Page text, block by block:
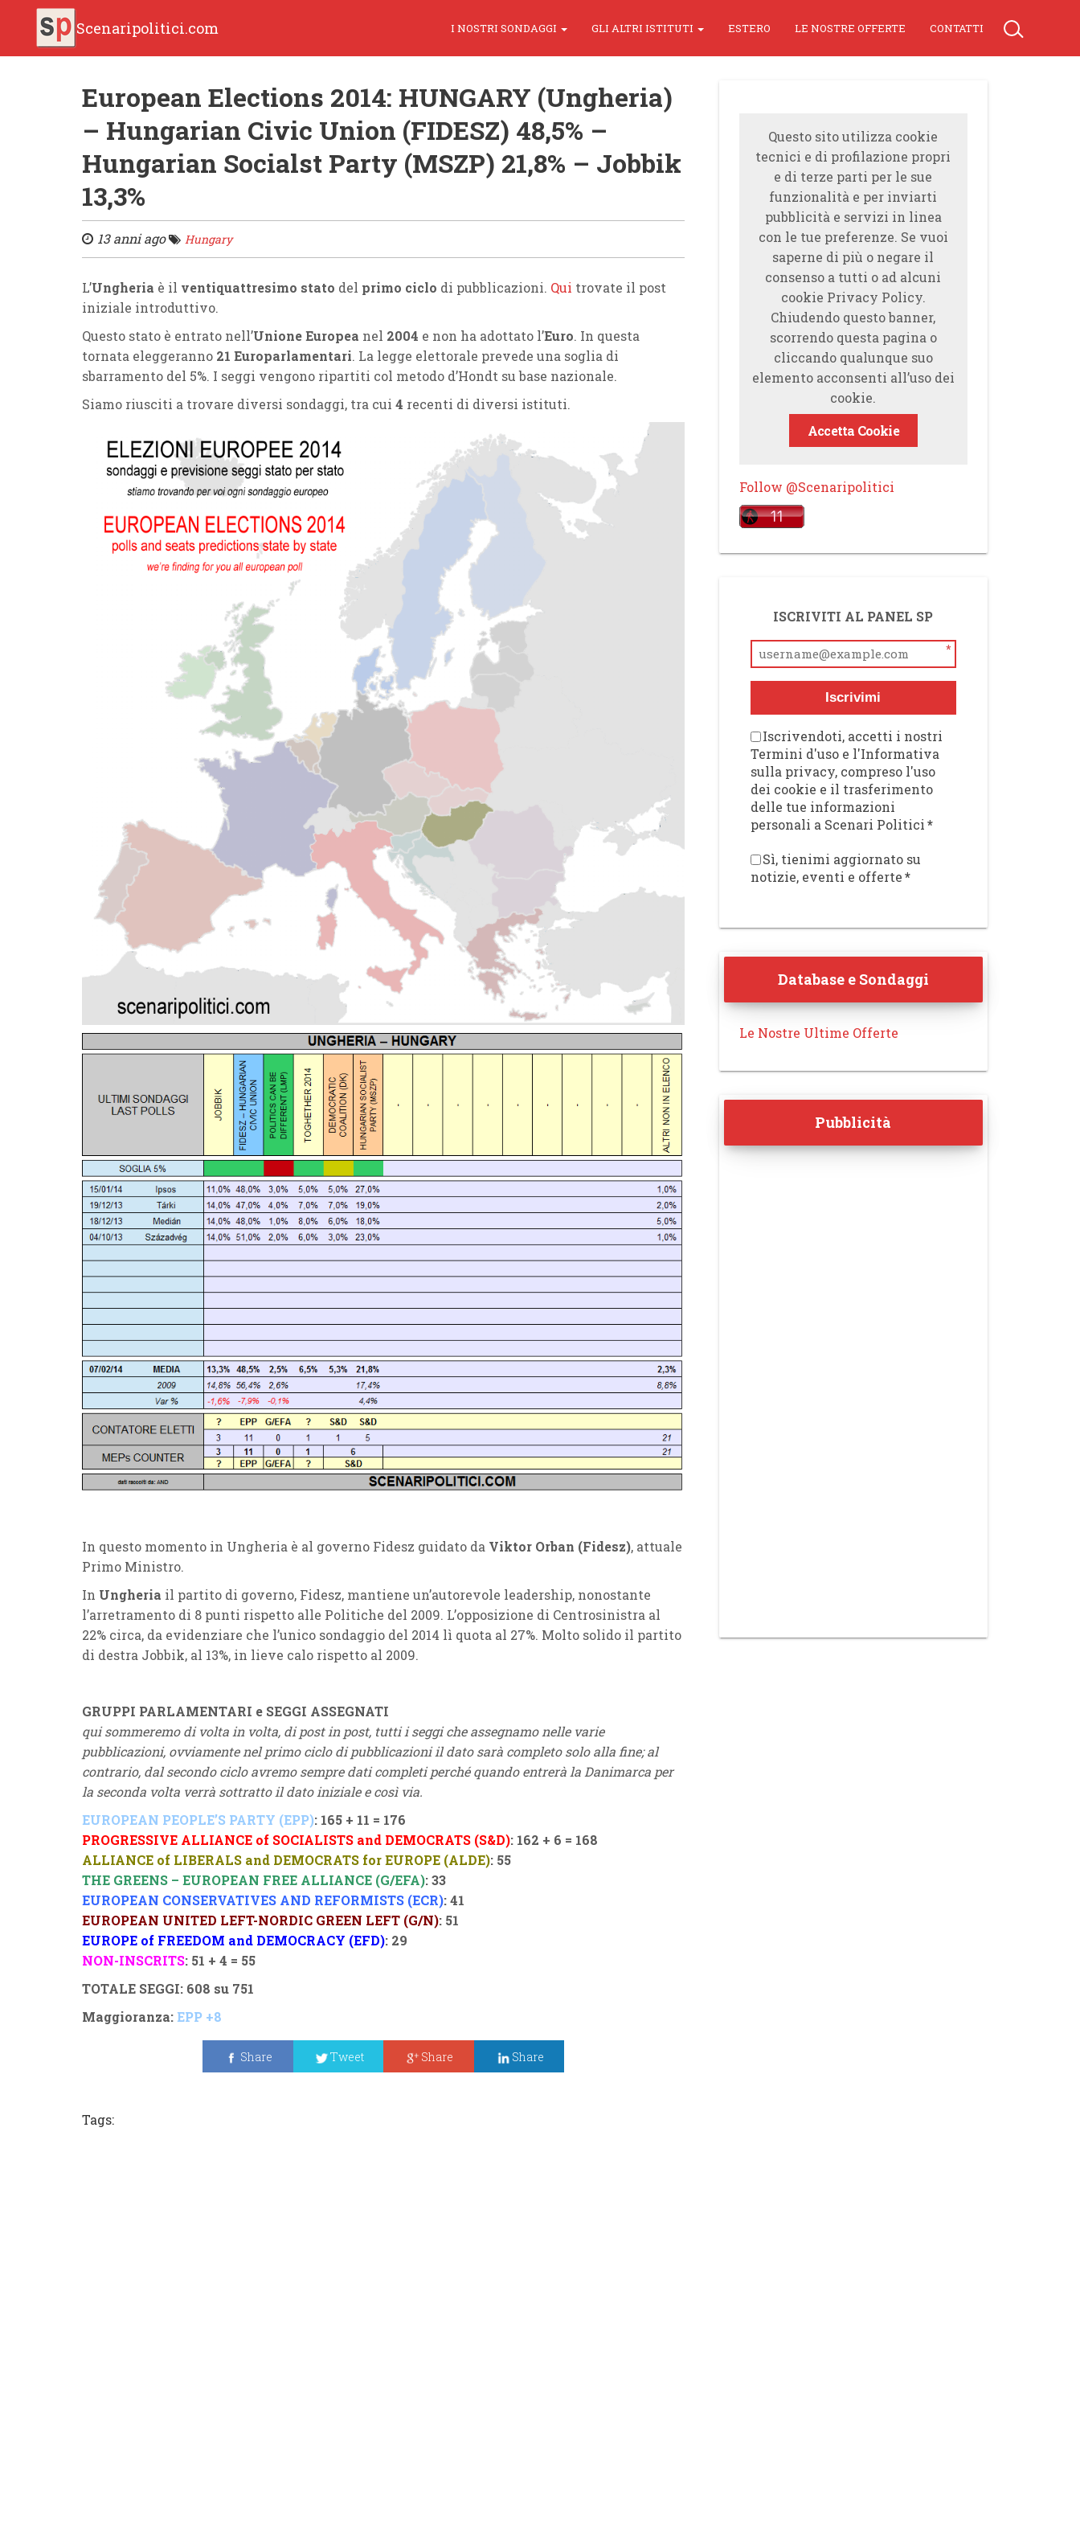
Scenaripolitici.com I NOSTRI SONDAGGI GLI ALTRI ISTITUTI ESTERO LE NOSTRE OFFERTE CONTATTI
European Elections 2014: HUNGARY (Ungheria)
– Hungarian Civic Union (FIDESZ) 48,5% –
Hungarian Socialst Party (MSZP) 21,8% – Jobbik
13,3%
13 anni ago Hungary
L’Ungheria è il ventiquattresimo stato del primo ciclo di pubblicazioni. Qui trovate il post
iniziale introduttivo.
Questo stato è entrato nell’Unione Europea nel 2004 e non ha adottato l’Euro. In questa
tornata eleggeranno 21 Europarlamentari. La legge elettorale prevede una soglia di
sbarramento del 5%. I seggi vengono ripartiti col metodo d’Hondt su base nazionale.
Siamo riusciti a trovare diversi sondaggi, tra cui 4 recenti di diversi istituti.
In questo momento in Ungheria è al governo Fidesz guidato da Viktor Orban (Fidesz), attuale
Primo Ministro.
In Ungheria il partito di governo, Fidesz, mantiene un’autorevole leadership, nonostante
l’arretramento di 8 punti rispetto alle Politiche del 2009. L’opposizione di Centrosinistra al
22% circa, da evidenziare che l’unico sondaggio del 2014 lì quota al 27%. Molto solido il partito
di destra Jobbik, al 13%, in lieve calo rispetto al 2009.
GRUPPI PARLAMENTARI e SEGGI ASSEGNATI
qui sommeremo di volta in volta, di post in post, tutti i seggi che assegnamo nelle varie
pubblicazioni, ovviamente nel primo ciclo di pubblicazioni il dato sarà completo solo alla fine; al
contrario, dal secondo ciclo avremo sempre dati completi perché quando entrerà la Danimarca per
la seconda volta verrà sottratto il dato iniziale e così via.
EUROPEAN PEOPLE’S PARTY (EPP): 165 + 11 = 176
PROGRESSIVE ALLIANCE of SOCIALISTS and DEMOCRATS (S&D): 162 + 6 = 168
ALLIANCE of LIBERALS and DEMOCRATS for EUROPE (ALDE): 55
THE GREENS – EUROPEAN FREE ALLIANCE (G/EFA): 33
EUROPEAN CONSERVATIVES AND REFORMISTS (ECR): 41
EUROPEAN UNITED LEFT-NORDIC GREEN LEFT (G/N): 51
EUROPE of FREEDOM and DEMOCRACY (EFD): 29
NON-INSCRITS: 51 + 4 = 55
TOTALE SEGGI: 608 su 751
Maggioranza: EPP +8
Share Tweet Share Share
Tags:
Questo sito utilizza cookie
tecnici e di profilazione propri
e di terze parti per le sue
funzionalità e per inviarti
pubblicità e servizi in linea
con le tue preferenze. Se vuoi
saperne di più o negare il
consenso a tutti o ad alcuni
cookie Privacy Policy.
Chiudendo questo banner,
scorrendo questa pagina o
cliccando qualunque suo
elemento acconsenti all’uso dei
cookie.
Accetta Cookie
Follow @Scenaripolitici
ISCRIVITI AL PANEL SP
*
Iscrivimi
Iscrivendoti, accetti i nostri
Termini d'uso e l'Informativa
sulla privacy, compreso l'uso
dei cookie e il trasferimento
delle tue informazioni
personali a Scenari Politici*
Sì, tienimi aggiornato su
notizie, eventi e offerte*
Database e Sondaggi
Le Nostre Ultime Offerte
Pubblicità